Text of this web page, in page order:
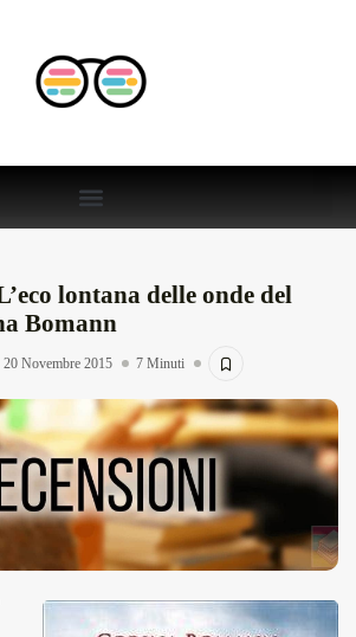
lontana delle onde del
Bomann
20 Novembre 2015 7 Minuti